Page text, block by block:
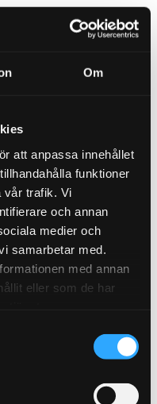
Om
att anpassa innehållet
funktioner
vår trafik. Vi
och annan
medier och
samarbetar med.
med annan
eller som de har
Coilovers Pro Rally 2 MINI
SE ALL4 (U25)
3. Rally Grus/Snökit.
coilovers för
rally grus/snö
995KR